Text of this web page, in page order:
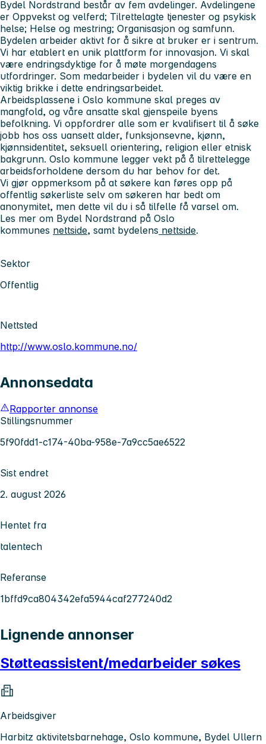
Bydel Nordstrand består av fem avdelinger. Avdelingene
er Oppvekst og velferd; Tilrettelagte tjenester og psykisk
helse; Helse og mestring; Organisasjon og samfunn.
Bydelen arbeider aktivt for å sikre at bruker er i sentrum.
Vi har etablert en unik plattform for innovasjon. Vi skal
være endringsdyktige for å møte morgendagens
utfordringer. Som medarbeider i bydelen vil du være en
viktig brikke i dette endringsarbeidet.
Arbeidsplassene i Oslo kommune skal preges av
mangfold, og våre ansatte skal gjenspeile byens
befolkning. Vi oppfordrer alle som er kvalifisert til å søke
jobb hos oss uansett alder, funksjonsevne, kjønn,
kjønnsidentitet, seksuell orientering, religion eller etnisk
bakgrunn. Oslo kommune legger vekt på å tilrettelegge
arbeidsforholdene dersom du har behov for det.
Vi gjør oppmerksom på at søkere kan føres opp på
offentlig søkerliste selv om søkeren har bedt om
anonymitet, men dette vil du i så tilfelle få varsel om.
Les mer om Bydel Nordstrand på Oslo
kommunes nettside, samt bydelens nettside.
Sektor
Offentlig
Nettsted
http://www.oslo.kommune.no/
Annonsedata
Rapporter annonse
Stillingsnummer
5f90fdd1-c174-40ba-958e-7a9cc5ae6522
Sist endret
2. august 2026
Hentet fra
talentech
Referanse
1bffd9ca804342efa5944caf277240d2
Lignende annonser
Støtteassistent/medarbeider søkes
Arbeidsgiver
Harbitz aktivitetsbarnehage, Oslo kommune, Bydel Ullern